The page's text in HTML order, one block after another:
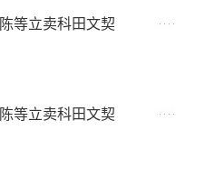
等立卖科田文契
等立卖科田文契